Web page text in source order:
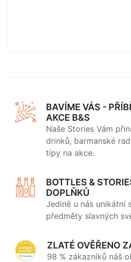
BAVÍME VÁS -
AKCE B&S
Naše Stories Vám
drinků, barmanské
tipy na akce.
BOTTLES &
DOPLŇKŮ
Jedině u nás unikátní
předměty slavných
ZLATÉ OVĚŘENO
98 % zákazníků náš